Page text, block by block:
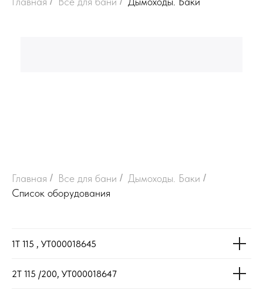
Главная / Все для бани / Дымоходы. Баки /
Список оборудования
1Т 115 , УТ000018645
2Т 115 /200, УТ000018647